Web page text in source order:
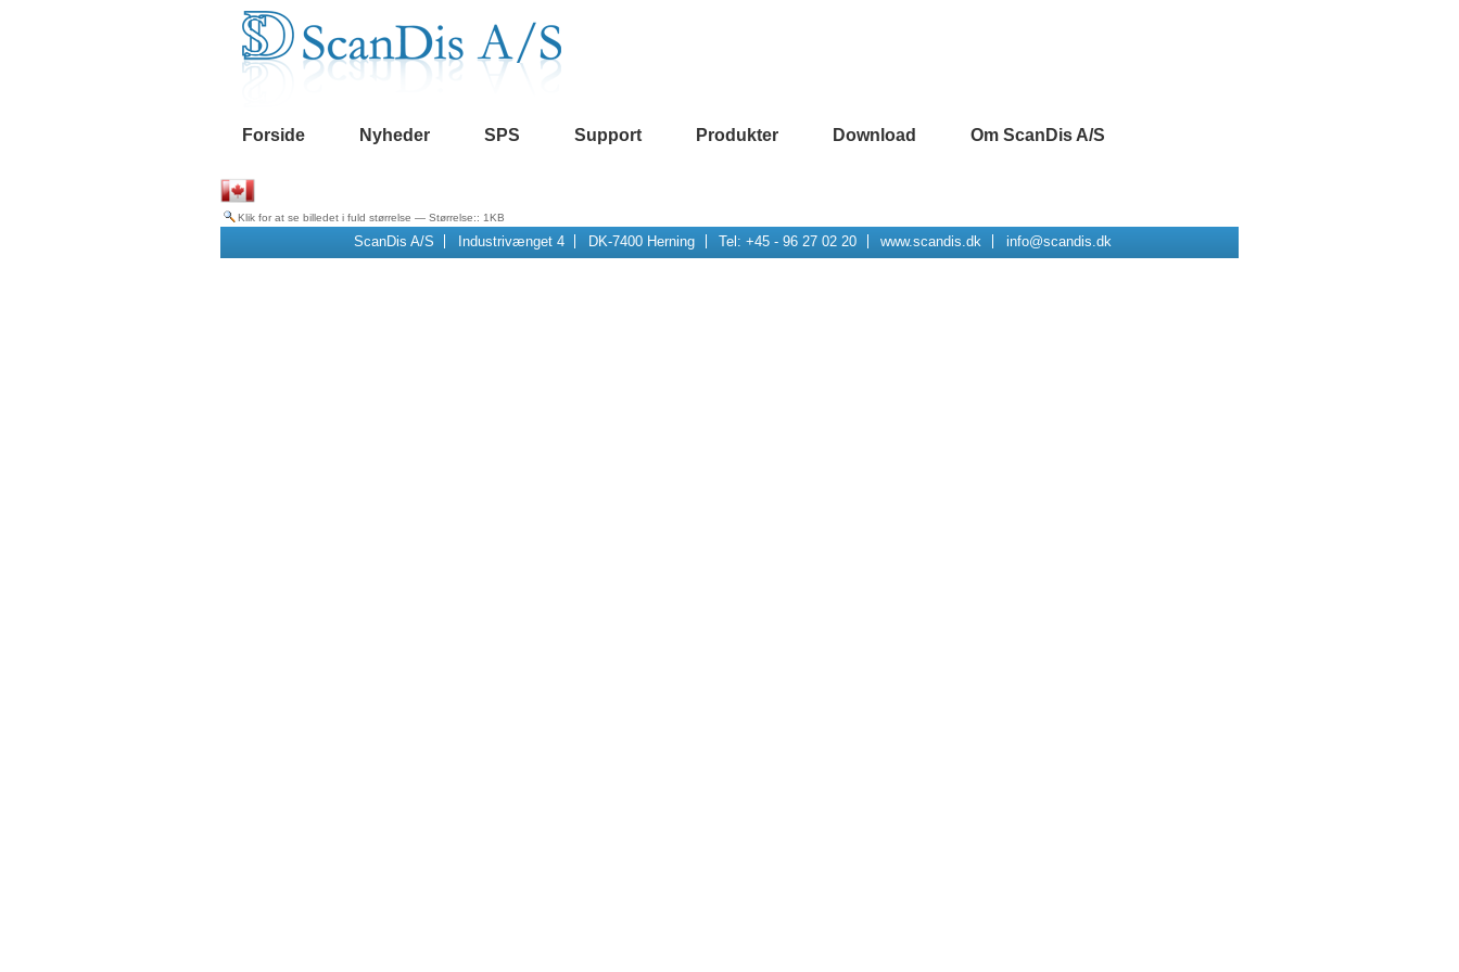
Videre
indhold
menunavigation
Navigation
Forside Nyheder SPS Support Produkter Download Om ScanDis A/S
Klik for at se billedet i fuld størrelse — Størrelse:: 1KB
ScanDis A/S Industrivænget 4 DK-7400 Herning Tel: +45 - 96 27 02 20 www.scandis.dk info@scandis.dk